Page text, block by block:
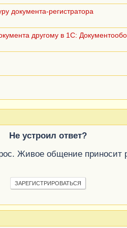
документа-регистратора
другому в 1С:
Не устроил ответ?
Живое общение приносит
ЗАРЕГИСТРИРОВАТЬСЯ